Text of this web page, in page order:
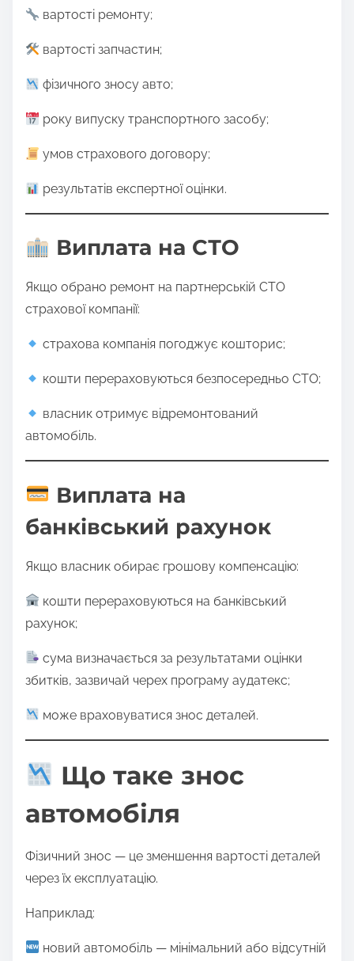
вартості ремонту;
вартості запчастин;
фізичного зносу авто;
року випуску транспортного засобу;
умов страхового договору;
результатів експертної оцінки.
Виплата на СТО
Якщо обрано ремонт на партнерській СТО
страхової компанії:
страхова компанія погоджує кошторис;
кошти перераховуються безпосередньо СТО;
власник отримує відремонтований
автомобіль.
Виплата на
банківський рахунок
Якщо власник обирає грошову компенсацію:
кошти перераховуються на банківський
рахунок;
сума визначається за результатами оцінки
збитків, зазвичай черех програму аудатекс;
може враховуватися знос деталей.
Що таке знос
автомобіля
Фізичний знос — це зменшення вартості деталей
через їх експлуатацію.
Наприклад:
новий автомобіль — мінімальний або відсутній